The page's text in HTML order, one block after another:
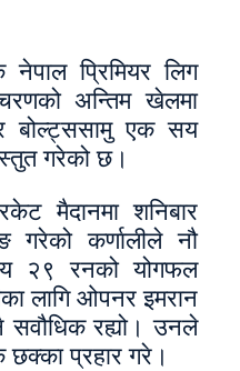
प्रिमियर लिग
अन्तिम खेलमा
बोल्ट्ससामु एक सय
गरेको छ।
मैदानमा शनिबार
गरेको कर्णालीले नौ
२९ रनको योगफल
लागि ओपनर इमरान
रह्यो। उनले
प्रहार गरे।